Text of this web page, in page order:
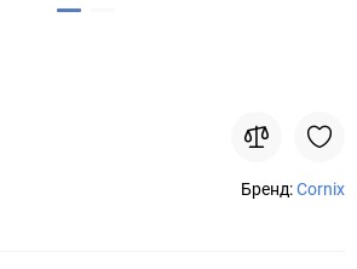
Бренд:Cornix